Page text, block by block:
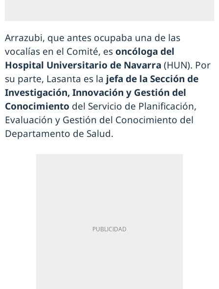
Arrazubi, que antes ocupaba una de las
vocalías en el Comité, es oncóloga del
Hospital Universitario de Navarra (HUN). Por
su parte, Lasanta es la jefa de la Sección de
Investigación, Innovación y Gestión del
Conocimiento del Servicio de Planificación,
Evaluación y Gestión del Conocimiento del
Departamento de Salud.